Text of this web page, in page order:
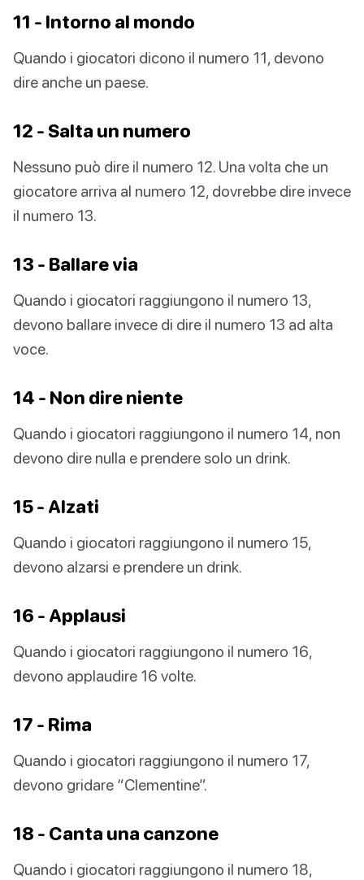
11 - Intorno al mondo
Quando i giocatori dicono il numero 11, devono
dire anche un paese.
12 - Salta un numero
Nessuno può dire il numero 12. Una volta che un
giocatore arriva al numero 12, dovrebbe dire invece
il numero 13.
13 - Ballare via
Quando i giocatori raggiungono il numero 13,
devono ballare invece di dire il numero 13 ad alta
voce.
14 - Non dire niente
Quando i giocatori raggiungono il numero 14, non
devono dire nulla e prendere solo un drink.
15 - Alzati
Quando i giocatori raggiungono il numero 15,
devono alzarsi e prendere un drink.
16 - Applausi
Quando i giocatori raggiungono il numero 16,
devono applaudire 16 volte.
17 - Rima
Quando i giocatori raggiungono il numero 17,
devono gridare “Clementine”.
18 - Canta una canzone
Quando i giocatori raggiungono il numero 18,